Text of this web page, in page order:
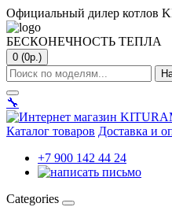
Официальный дилер котлов
БЕСКОНЕЧНОСТЬ ТЕПЛА
0 (0р.)
🔧
Каталог товаров Доставка и
+7 900 142 44 24
Categories